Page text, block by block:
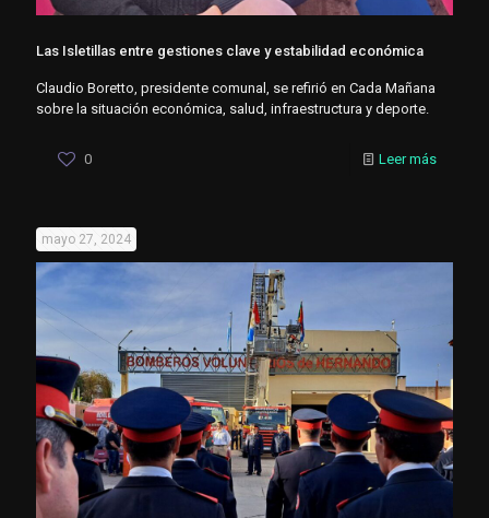
Las Isletillas entre gestiones clave y estabilidad económica
Claudio Boretto, presidente comunal, se refirió en Cada Mañana
sobre la situación económica, salud, infraestructura y deporte.
0 Leer más
mayo 27, 2024